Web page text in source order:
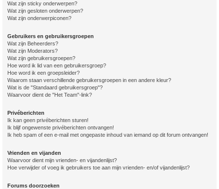
Wat zijn sticky onderwerpen?
Wat zijn gesloten onderwerpen?
Wat zijn onderwerpiconen?
Gebruikers en gebruikersgroepen
Wat zijn Beheerders?
Wat zijn Moderators?
Wat zijn gebruikersgroepen?
Hoe word ik lid van een gebruikersgroep?
Hoe word ik een groepsleider?
Waarom staan verschillende gebruikersgroepen in een andere kleur?
Wat is de "Standaard gebruikersgroep"?
Waarvoor dient de "Het Team"-link?
Privéberichten
Ik kan geen privéberichten sturen!
Ik blijf ongewenste privéberichten ontvangen!
Ik heb spam of een e-mail met ongepaste inhoud van iemand op dit forum ontvangen!
Vrienden en vijanden
Waarvoor dient mijn vrienden- en vijandenlijst?
Hoe verwijder of voeg ik gebruikers toe aan mijn vrienden- en/of vijandenlijst?
Forums doorzoeken